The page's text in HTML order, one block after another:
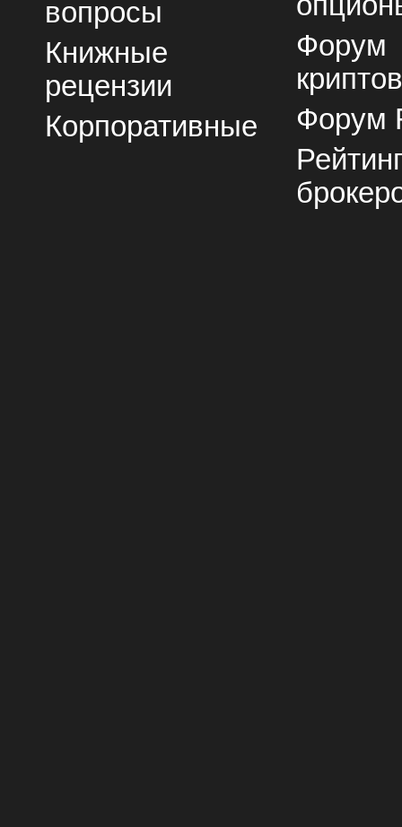
вопросы
Книжные
рецензии
Корпоративные
Форум
Форум